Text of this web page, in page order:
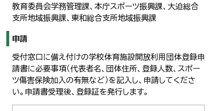
教育委員会学務管理課、本庁スポーツ振興課、大迫総合
支所地域振興課、東和総合支所地域振興課
申請
受付窓口に備え付けの学校体育施設開放利用団体登録申
請書に必要事項（代表者名、団体住所、登録人数、スポー
ツ傷害保険加入の有無など）を記入し、申請してくださ
い。申請書受理後、登録証を発行します。